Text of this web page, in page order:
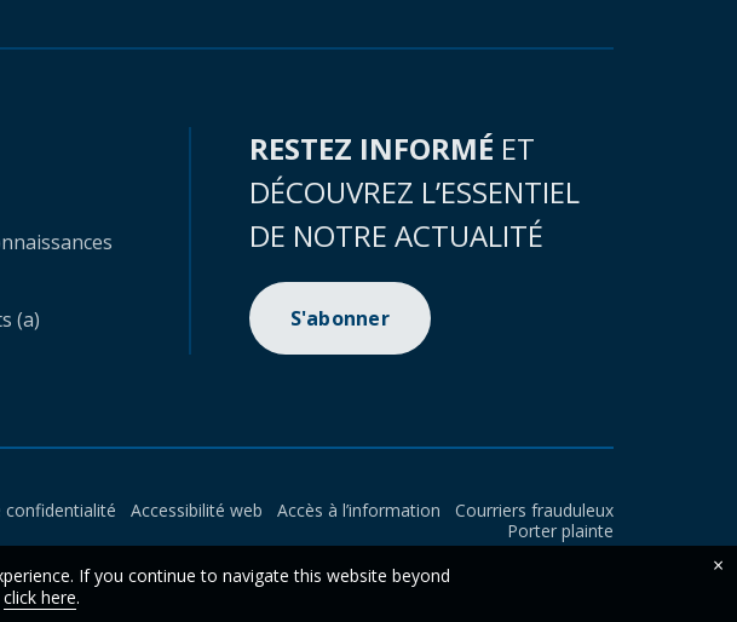
(a)
RESTEZ INFORMÉ ET
DÉCOUVREZ L’ESSENTIEL
DE NOTRE ACTUALITÉ
S'abonner
confidentialité Accessibilité web Accès à l’information
Courriers frauduleux
Porter plainte
If you continue to navigate this website beyond
click here.
×